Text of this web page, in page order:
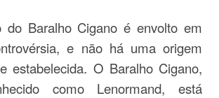
do Baralho Cigano é envolto em
e não há uma origem
estabelecida. O Baralho Cigano,
como Lenormand, está